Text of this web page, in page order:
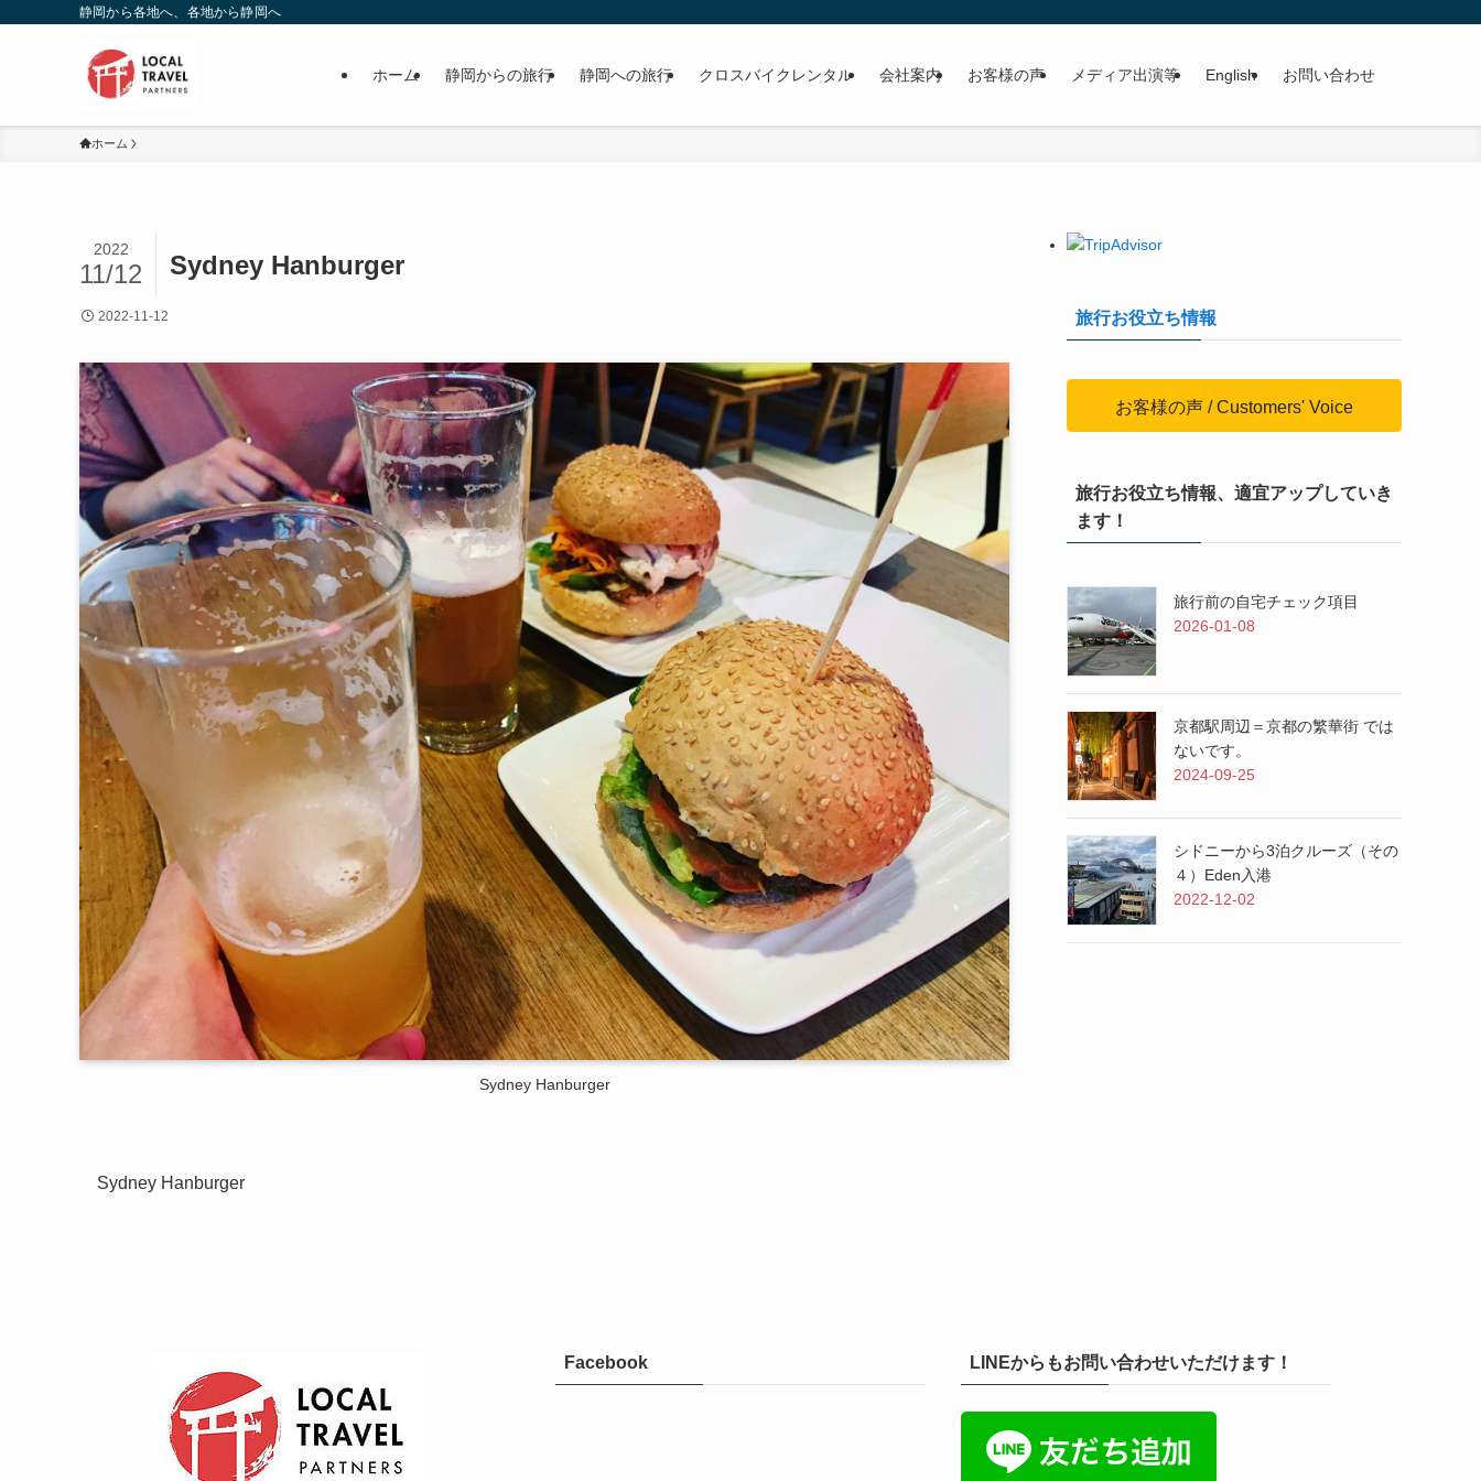
静岡から各地へ、各地から静岡へ
ホーム 静岡からの旅行 静岡への旅行 クロスバイクレンタル 会社案内 お客様の声 メディア出演等 English お問い合わせ
ホーム
Sydney Hanburger
2022
11/12
2022-11-12
Sydney Hanburger
Sydney Hanburger
旅行お役立ち情報
お客様の声 / Customers' Voice
旅行お役立ち情報、適宜アップしていき
ます！
旅行前の自宅チェック項目
2026-01-08
京都駅周辺＝京都の繁華街 では
ないです。
2024-09-25
シドニーから3泊クルーズ（その
４）Eden入港
2022-12-02
Facebook LINEからもお問い合わせいただけます！